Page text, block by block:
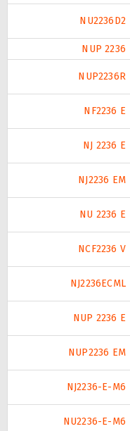
NU2236D2
NUP 2236
NUP2236R
NF2236 E
NJ 2236 E
NJ2236 EM
NU 2236 E
NCF2236 V
NJ2236ECML
NUP 2236 E
NUP2236 EM
NJ2236-E-M6
NU2236-E-M6